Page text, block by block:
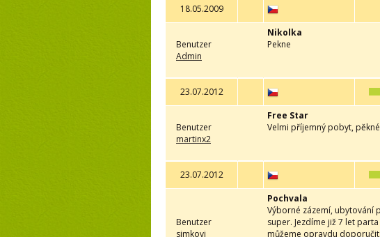
18.05.2009
Benutzer
Admin
Nikolka
Pekne
23.07.2012
Benutzer
martinx2
Free Star
Velmi příjemný pobyt,
23.07.2012
Benutzer
simkovi
Pochvala
Výborné zázemí, ubytování
super. Jezdíme již 7 let
můžeme opravdu doporučit.